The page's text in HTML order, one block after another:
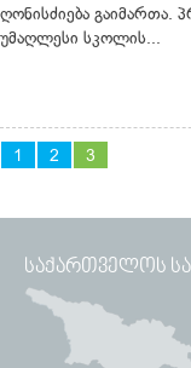
ღონისძიება გაიმართა.
უმაღლესი სკოლის...
1 2 3
ᲡᲐᲥᲐᲠᲗᲕᲔᲚᲝᲡ